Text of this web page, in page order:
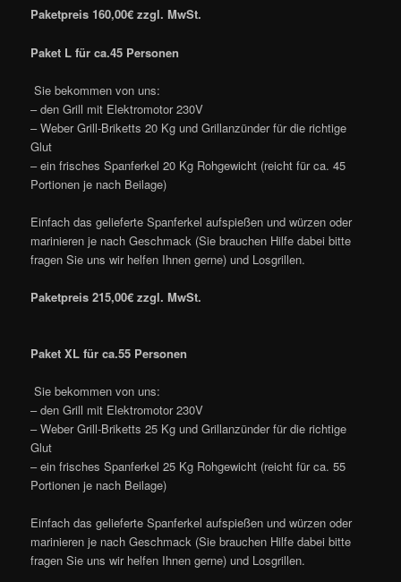
Paketpreis 160,00€ zzgl. MwSt.
Paket L für ca.45 Personen
Sie bekommen von uns:
– den Grill mit Elektromotor 230V
– Weber Grill-Briketts 20 Kg und Grillanzünder für die richtige
Glut
– ein frisches Spanferkel 20 Kg Rohgewicht (reicht für ca. 45
Portionen je nach Beilage)
Einfach das gelieferte Spanferkel aufspießen und würzen oder
marinieren je nach Geschmack (Sie brauchen Hilfe dabei bitte
fragen Sie uns wir helfen Ihnen gerne) und Losgrillen.
Paketpreis 215,00€ zzgl. MwSt.
Paket XL für ca.55 Personen
Sie bekommen von uns:
– den Grill mit Elektromotor 230V
– Weber Grill-Briketts 25 Kg und Grillanzünder für die richtige
Glut
– ein frisches Spanferkel 25 Kg Rohgewicht (reicht für ca. 55
Portionen je nach Beilage)
Einfach das gelieferte Spanferkel aufspießen und würzen oder
marinieren je nach Geschmack (Sie brauchen Hilfe dabei bitte
fragen Sie uns wir helfen Ihnen gerne) und Losgrillen.